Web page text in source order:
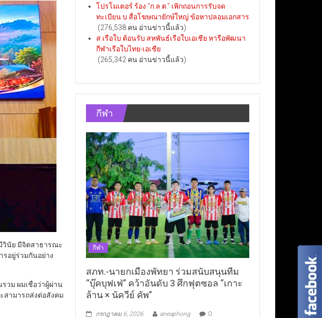
วินัย มีจิตสาธารณะ
อยู่ร่วมกันอย่าง
วม ผมเชื่อว่าผู้ผ่าน
สามารถส่งต่อสังคม
โปรโมเตอร์ ร้อง “ก.ล.ต.” เพิกถอนการรับจด
ทะเบียน บ.สื่อโฆษณายักษ์ใหญ่ ข้อหาปลอมเอกสาร
(276,538 คน อ่านข่าวนี้แล้ว)
ส.เรือใบ ต้อนรับ สหพันธ์เรือใบเอเชีย หารือพัฒนา
กีฬาเรือใบไทย-เอเชีย
(265,342 คน อ่านข่าวนี้แล้ว)
กีฬา
กีฬา
สภท.-นายกเมืองพัทยา ร่วมสนับสนุนทีม
“บุ๊คบุฟเฟ่” คว้าอันดับ 3 ศึกฟุตซอล “เกาะ
ล้าน × นัควีย์ คัพ”
กรกฎาคม 6, 2026 aneaphong 0